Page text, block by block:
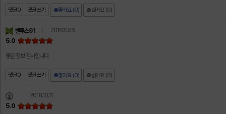
댓글0 댓글 쓰기 좋아요 (0) 싫어요 (0)
벤투스91 2018.10.16
5.0
좋은 정보 감사합니다
댓글0 댓글 쓰기 좋아요 (0) 싫어요 (0)
2018.10.11
5.0